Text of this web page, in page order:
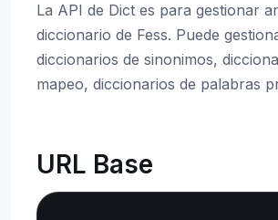
La API de Dict es para gestionar
diccionario de Fess. Puede
diccionarios de sinonimos,
mapeo, diccionarios de palabras
URL Base